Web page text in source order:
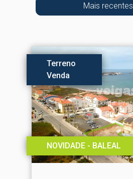
Mais recentes
Terreno
Venda
NOVIDADE - BALEAL